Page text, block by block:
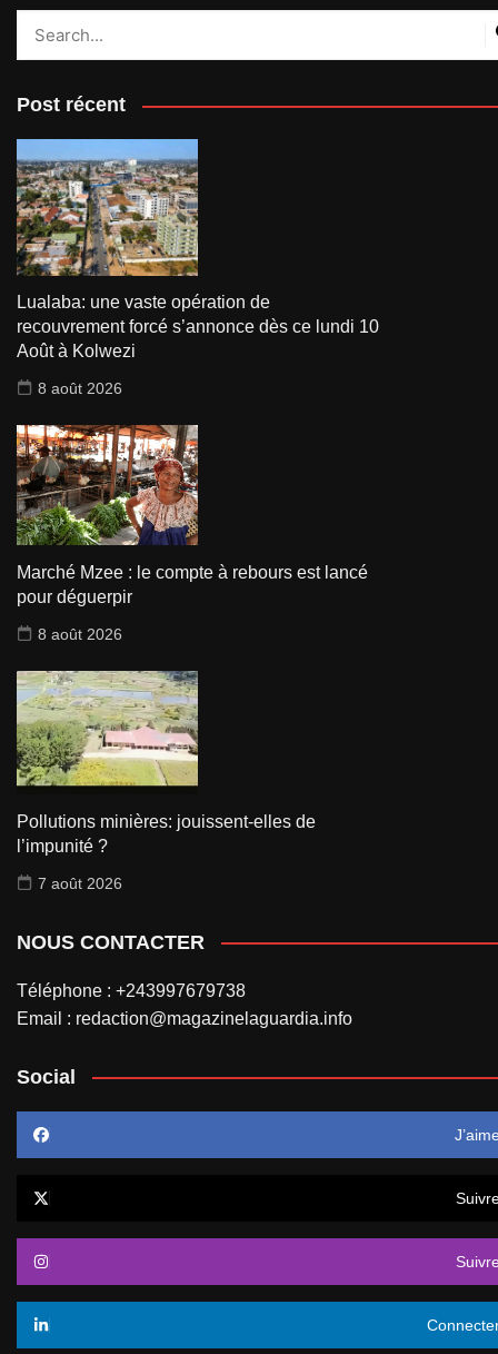
Post récent
Lualaba: une vaste opération de
recouvrement forcé s’annonce dès ce lundi 10
Août à Kolwezi
8 août 2026
Marché Mzee : le compte à rebours est lancé
pour déguerpir
8 août 2026
Pollutions minières: jouissent-elles de
l’impunité ?
7 août 2026
NOUS CONTACTER
Téléphone : +243997679738
Email : redaction@magazinelaguardia.info
Social